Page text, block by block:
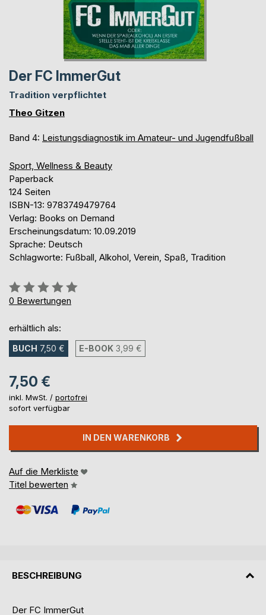
Der FC ImmerGut
Tradition verpflichtet
Theo Gitzen
Band 4: Leistungsdiagnostik im Amateur- und Jugendfußball
Sport, Wellness & Beauty
Paperback
124 Seiten
ISBN-13: 9783749479764
Verlag: Books on Demand
Erscheinungsdatum: 10.09.2019
Sprache: Deutsch
Schlagworte: Fußball, Alkohol, Verein, Spaß, Tradition
Bewertung::
0%
0 Bewertungen
erhältlich als:
BUCH 7,50 € E-BOOK 3,99 €
7,50 €
inkl. MwSt. / portofrei
sofort verfügbar
IN DEN WARENKORB
Auf die Merkliste
Titel bewerten
BESCHREIBUNG
Der FC ImmerGut